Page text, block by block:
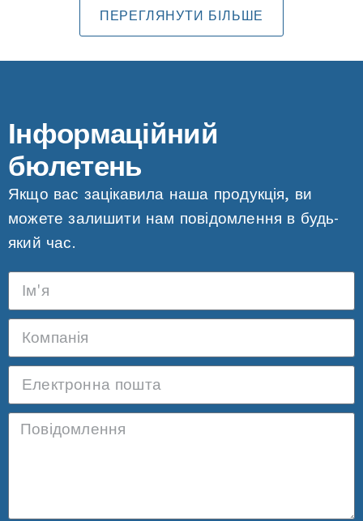
ПЕРЕГЛЯНУТИ БІЛЬШЕ
Інформаційний
бюлетень
Якщо вас зацікавила наша продукція, ви
можете залишити нам повідомлення в будь-
який час.